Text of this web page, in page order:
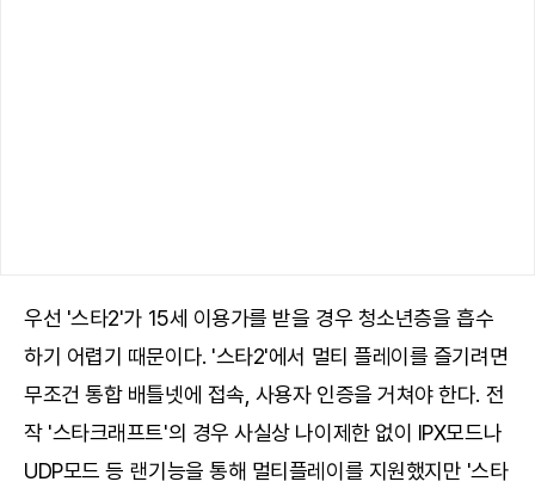
우선 '스타2'가 15세 이용가를 받을 경우 청소년층을 흡수
하기 어렵기 때문이다. '스타2'에서 멀티 플레이를 즐기려면
무조건 통합 배틀넷에 접속, 사용자 인증을 거쳐야 한다. 전
작 '스타크래프트'의 경우 사실상 나이제한 없이 IPX모드나
UDP모드 등 랜기능을 통해 멀티플레이를 지원했지만 '스타